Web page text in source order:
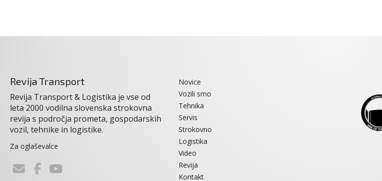
Revija Transport
Revija Transport & Logistika je vse od
leta 2000 vodilna slovenska strokovna
revija s področja prometa, gospodarskih
vozil, tehnike in logistike.
Za oglaševalce
Novice
Vozili smo
Tehnika
Servis
Strokovno
Logistika
Video
Revija
Kontakt